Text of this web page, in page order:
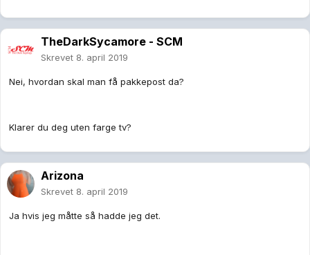
TheDarkSycamore - SCM
Skrevet 8. april 2019
Nei, hvordan skal man få pakkepost da?
Klarer du deg uten farge tv?
Arizona
Skrevet 8. april 2019
Ja hvis jeg måtte så hadde jeg det.